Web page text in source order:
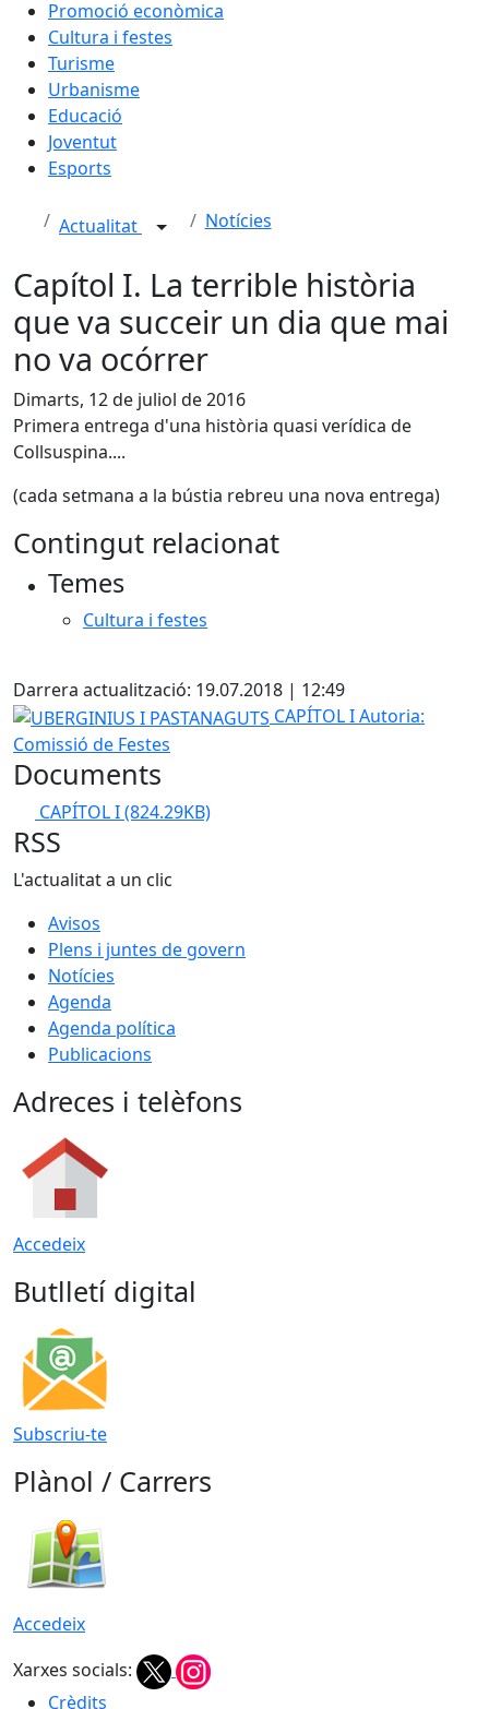
Promoció econòmica
Cultura i festes
Turisme
Urbanisme
Educació
Joventut
Esports
Actualitat Notícies
Capítol I. La terrible història
que va succeir un dia que mai
no va ocórrer
Dimarts, 12 de juliol de 2016
Primera entrega d'una història quasi verídica de
Collsuspina....
(cada setmana a la bústia rebreu una nova entrega)
Contingut relacionat
Temes
Cultura i festes
Darrera actualització: 19.07.2018 | 12:49
UBERGINIUS I PASTANAGUTS
CAPÍTOL IAutoria:
Comissió de Festes
Documents
CAPÍTOL I(824.29KB)
RSS
L'actualitat a un clic
Avisos
Plens i juntes de govern
Notícies
Agenda
Agenda política
Publicacions
Adreces i telèfons
Accedeix
Butlletí digital
Subscriu-te
Plànol / Carrers
Accedeix
Xarxes socials:
Crèdits